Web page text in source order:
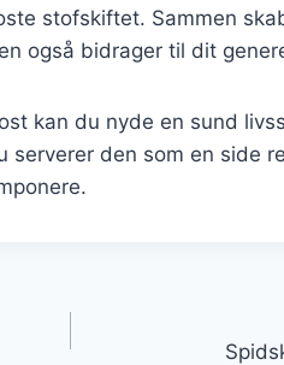
stofskiftet. Sammen
også bidrager til dit
kan du nyde en sund
den som en side